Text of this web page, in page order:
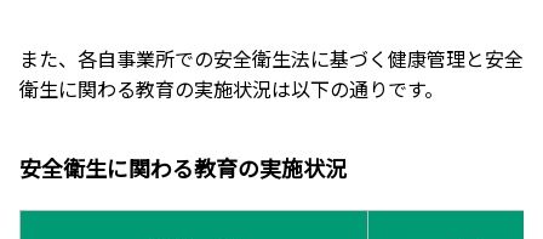
また、各自事業所での安全衛生法に基づく健康管理と安全
衛生に関わる教育の実施状況は以下の通りです。
安全衛生に関わる教育の実施状況